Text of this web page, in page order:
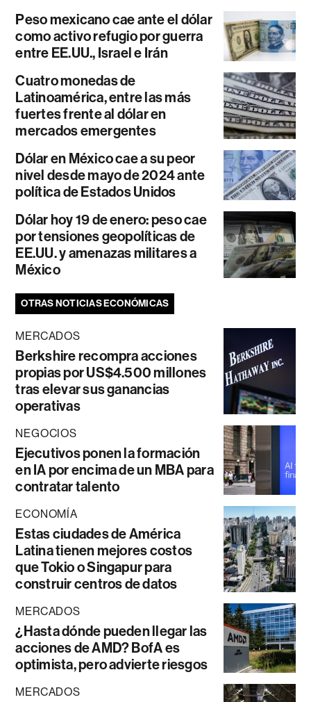
Peso mexicano cae ante el dólar
como activo refugio por guerra
entre EE.UU., Israel e Irán
Cuatro monedas de
Latinoamérica, entre las más
fuertes frente al dólar en
mercados emergentes
Dólar en México cae a su peor
nivel desde mayo de 2024 ante
política de Estados Unidos
Dólar hoy 19 de enero: peso cae
por tensiones geopolíticas de
EE.UU. y amenazas militares a
México
OTRAS NOTICIAS ECONÓMICAS
MERCADOS
Berkshire recompra acciones
propias por US$4.500 millones
tras elevar sus ganancias
operativas
NEGOCIOS
Ejecutivos ponen la formación
en IA por encima de un MBA para
contratar talento
ECONOMÍA
Estas ciudades de América
Latina tienen mejores costos
que Tokio o Singapur para
construir centros de datos
MERCADOS
¿Hasta dónde pueden llegar las
acciones de AMD? BofA es
optimista, pero advierte riesgos
MERCADOS